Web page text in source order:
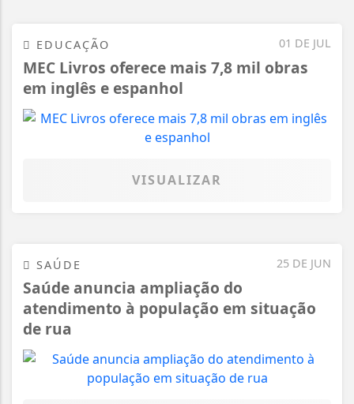
01 DE JUL
EDUCAÇÃO
MEC Livros oferece mais 7,8 mil obras
em inglês e espanhol
VISUALIZAR
25 DE JUN
SAÚDE
Saúde anuncia ampliação do
atendimento à população em situação
de rua